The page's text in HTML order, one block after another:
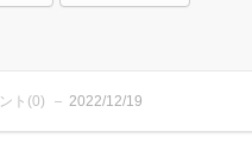
ト(0) 2022/12/19